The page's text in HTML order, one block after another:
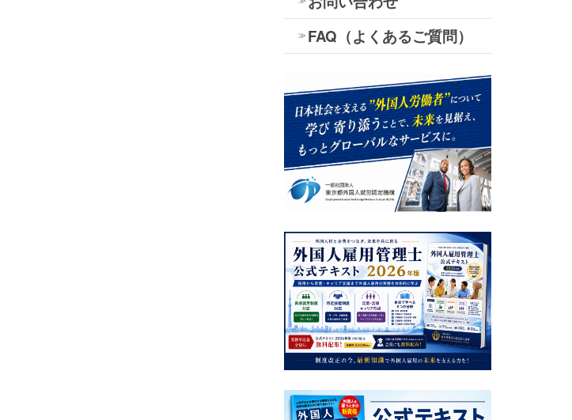
FAQ（よくあるご質問）